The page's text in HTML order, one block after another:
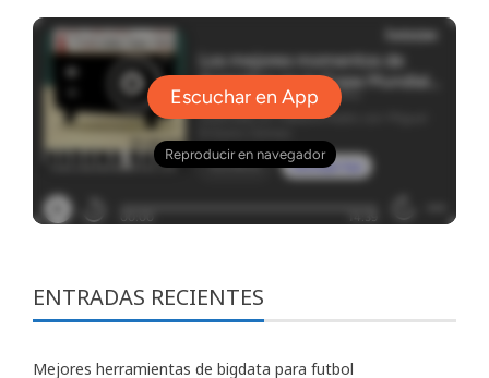
ENTRADAS RECIENTES
Mejores herramientas de bigdata para futbol